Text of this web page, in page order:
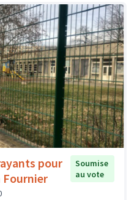
pour
Fournier
Soumise
au vote